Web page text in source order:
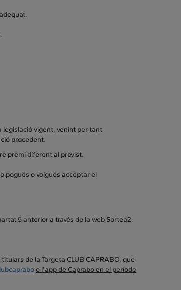
legislació vigent, venint per tant
procedent.
premi diferent al previst.
pogués o volgués acceptar el
5 anterior a través de la web Sortea2.
de la Targeta CLUB CAPRABO, que
o l'app de Caprabo en el període